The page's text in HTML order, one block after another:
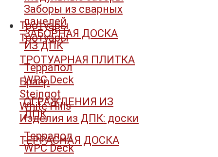
Заборы из сварных
панелей
ЗАБОРНАЯ ДОСКА
ИЗ ДПК
Террапол
WPC Deck
ОГРАЖДЕНИЯ ИЗ
ДПК
Террапол
WPC Deck
Тротуары
Тротуары
ТРОТУАРНАЯ ПЛИТКА
Браер
Steingot
White Hills
Изделия из ДПК: доски
ТЕРРАСНАЯ ДОСКА